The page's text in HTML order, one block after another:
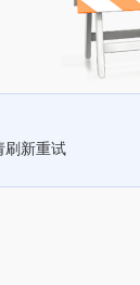
刷新重试